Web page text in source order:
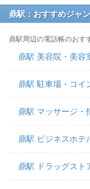
鼎駅：おすすめジャ
鼎駅周辺の電話帳のおす
鼎駅 美容院・美容
鼎駅 駐車場・コイ
鼎駅 マッサージ・
鼎駅 ビジネスホテ
鼎駅 ドラッグスト